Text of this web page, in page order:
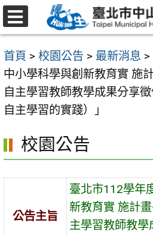
跳
至
要
內
容
區
首頁 > 校園公告 > 最新消息 >
中小學科學與創新教育實 施
自主學習教師教學成果分享
自主學習的實踐）」
校園公告
公告主旨
臺北市112學年
新教育實 施計
主學習教師教
選
單